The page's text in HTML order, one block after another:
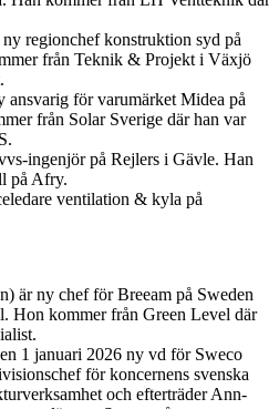
ny regionchef konstruktion syd på
från Teknik & Projekt i Växjö
ansvarig för varumärket Midea på
från Solar Sverige där han var
ingenjör på Rejlers i Gävle. Han
på Afry.
ventilation & kyla på
är ny chef för Breeam på Sweden
Hon kommer från Green Level där
1 januari 2026 ny vd för Sweco
för koncernens svenska
och efterträder Ann-